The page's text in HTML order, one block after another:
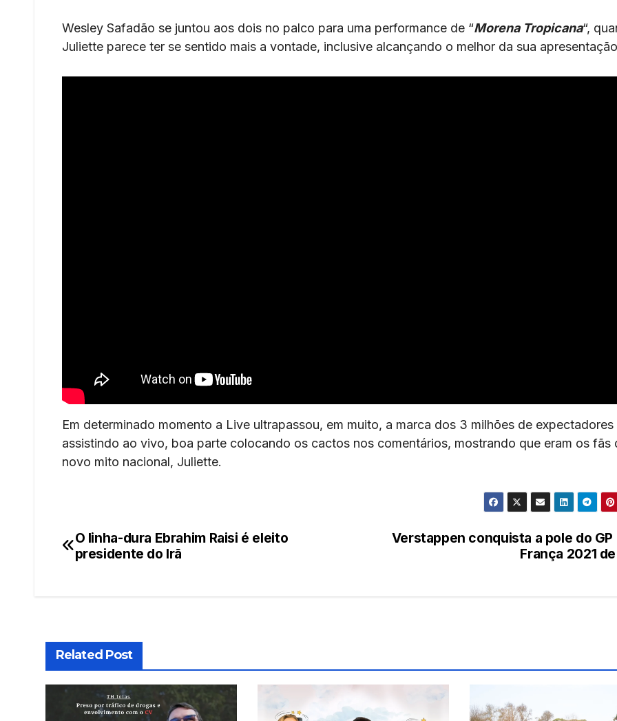
Wesley Safadão se juntou aos dois no palco para uma performance de “Morena Tropicana“,
Juliette parece ter se sentido mais a vontade, inclusive alcançando o melhor da sua
Em determinado momento a Live ultrapassou, em muito, a marca dos 3 milhões de expectadores
assistindo ao vivo, boa parte colocando os cactos nos comentários, mostrando que eram os fãs
novo mito nacional, Juliette.
Navegação
Verstappen conquista a pole do GP
França 2021 de
O linha-dura Ebrahim Raisi é eleito
presidente do Irã
Related Post